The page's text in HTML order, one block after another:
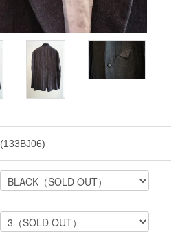
(133BJ06)